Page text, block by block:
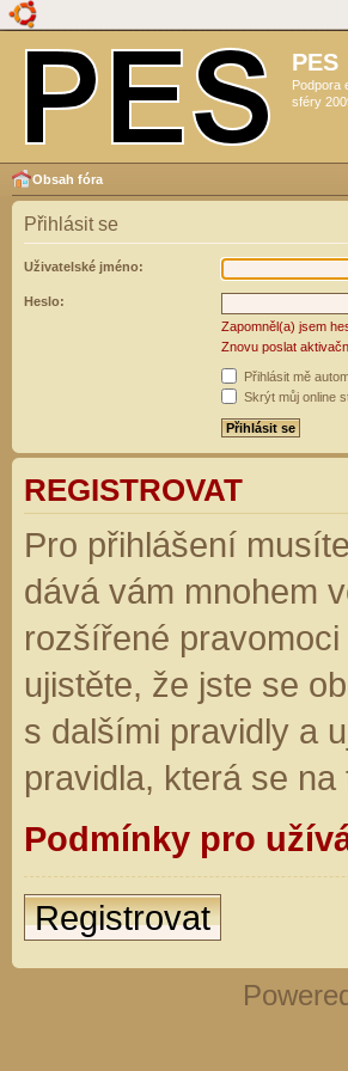
PES
Podpora
sféry
Obsah fóra
Přihlásit se
Uživatelské jméno:
Heslo:
Zapomněl(a) jsem
Znovu poslat
Přihlásit mě
Skrýt můj online
REGISTROVAT
Pro přihlášení
dává vám mnohem
rozšířené
ujistěte, že jste se
s dalšími pravidly a
pravidla, která se na
Podmínky pro
Registrovat